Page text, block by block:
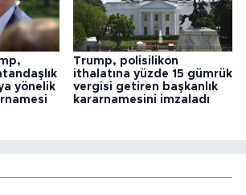
yönelik
Trump, polisilikon
ithalatına yüzde 15 gümrük
vergisi getiren başkanlık
kararnamesini imzaladı